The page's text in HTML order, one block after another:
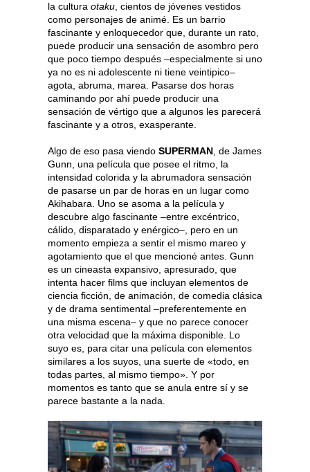
la cultura otaku, cientos de jóvenes vestidos
como personajes de animé. Es un barrio
fascinante y enloquecedor que, durante un rato,
puede producir una sensación de asombro pero
que poco tiempo después –especialmente si uno
ya no es ni adolescente ni tiene veintipico–
agota, abruma, marea. Pasarse dos horas
caminando por ahí puede producir una
sensación de vértigo que a algunos les parecerá
fascinante y a otros, exasperante.
Algo de eso pasa viendo SUPERMAN, de James
Gunn, una película que posee el ritmo, la
intensidad colorida y la abrumadora sensación
de pasarse un par de horas en un lugar como
Akihabara. Uno se asoma a la película y
descubre algo fascinante –entre excéntrico,
cálido, disparatado y enérgico–, pero en un
momento empieza a sentir el mismo mareo y
agotamiento que el que mencioné antes. Gunn
es un cineasta expansivo, apresurado, que
intenta hacer films que incluyan elementos de
ciencia ficción, de animación, de comedia clásica
y de drama sentimental –preferentemente en
una misma escena– y que no parece conocer
otra velocidad que la máxima disponible. Lo
suyo es, para citar una película con elementos
similares a los suyos, una suerte de «todo, en
todas partes, al mismo tiempo». Y por
momentos es tanto que se anula entre sí y se
parece bastante a la nada.